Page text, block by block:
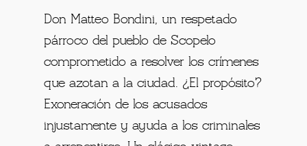
Don Matteo Bondini, un respetado
párroco del pueblo de Scopelo
comprometido a resolver los crímenes
que azotan a la ciudad. ¿El propósito?
Exoneración de los acusados ​​
injustamente y ayuda a los criminales